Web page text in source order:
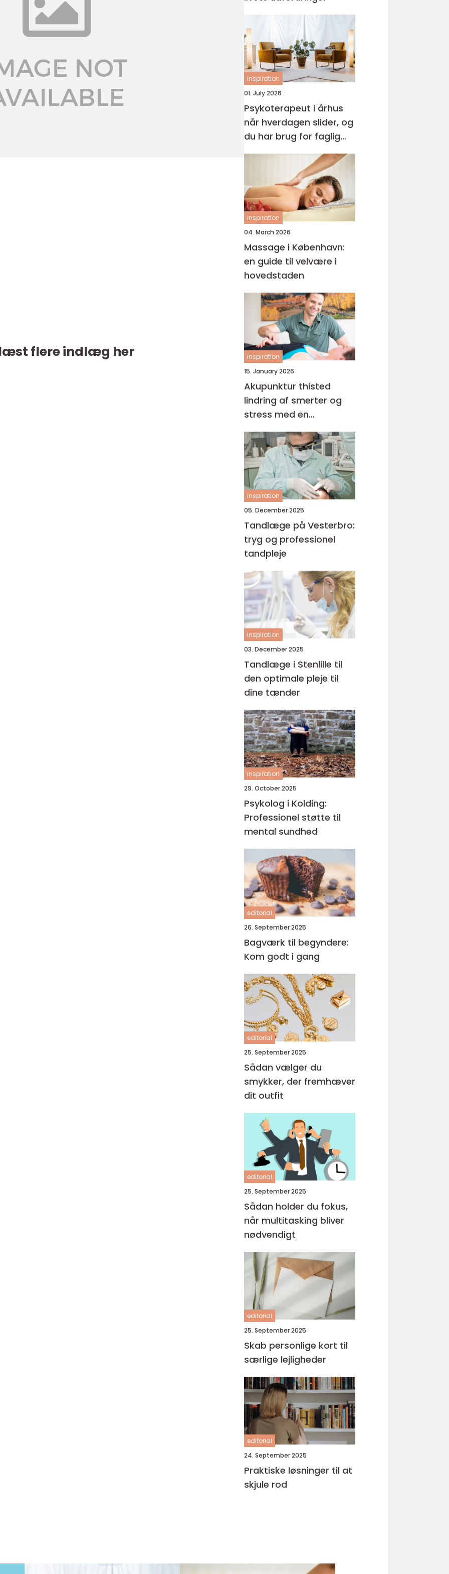
flere indlæg her
inspiration
01. July 2026
Psykoterapeut i århus
når hverdagen slider, og
du har brug for faglig
støtte
inspiration
04. March 2026
Massage i København:
en guide til velvære i
hovedstaden
inspiration
15. January 2026
Akupunktur thisted
lindring af smerter og
stress med en
helhedsorienteret
tilgang
inspiration
05. December 2025
Tandlæge på Vesterbro:
tryg og professionel
tandpleje
inspiration
03. December 2025
Tandlæge i Stenlille til
den optimale pleje til
dine tænder
inspiration
29. October 2025
Psykolog i Kolding:
Professionel støtte til
mental sundhed
editorial
26. September 2025
Bagværk til begyndere:
Kom godt i gang
editorial
25. September 2025
Sådan vælger du
smykker, der fremhæver
dit outfit
editorial
25. September 2025
Sådan holder du fokus,
når multitasking bliver
nødvendigt
editorial
25. September 2025
Skab personlige kort til
særlige lejligheder
editorial
24. September 2025
Praktiske løsninger til at
skjule rod